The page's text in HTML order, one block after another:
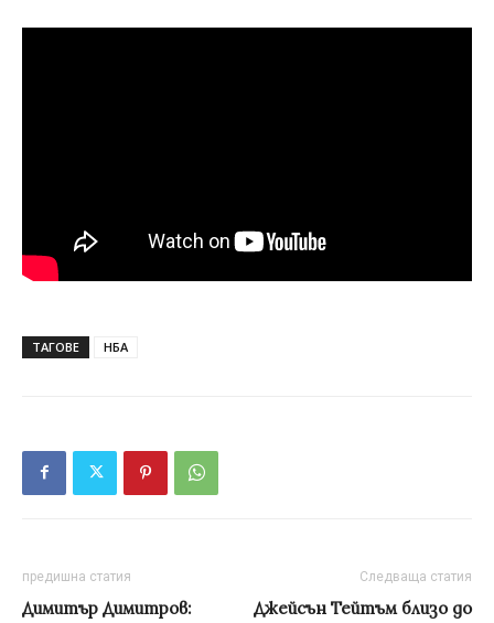
ТАГОВЕ НБА
предишна статия
Димитър Димитров:
Следваща статия
Джейсън Тейтъм близо до